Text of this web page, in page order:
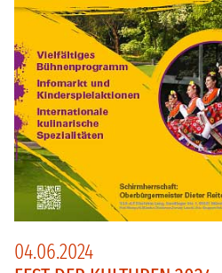
04.06.2024